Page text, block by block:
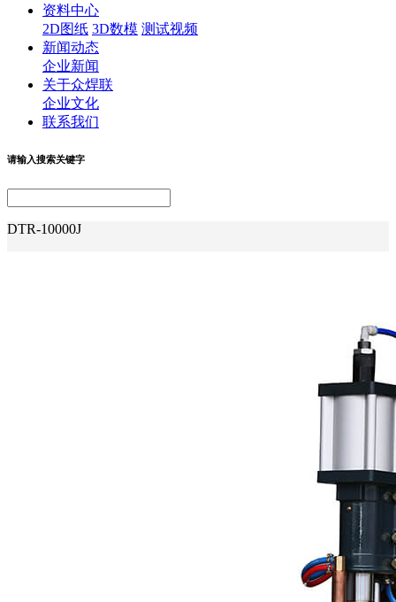
资料中心
2D图纸 3D数模 测试视频
新闻动态
企业新闻
关于众焊联
企业文化
联系我们
请输入搜索关键字
DTR-10000J